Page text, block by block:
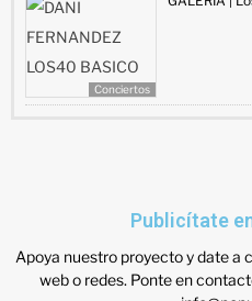
Conciertos
Publicítate
Apoya nuestro proyecto y date a
web o redes. Ponte en